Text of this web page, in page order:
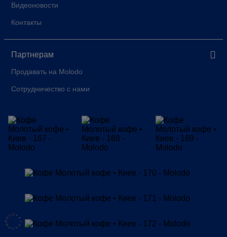
Видеоновости
Контакты
Партнерам
Продавать на Molodo
Сотрудничество с нами